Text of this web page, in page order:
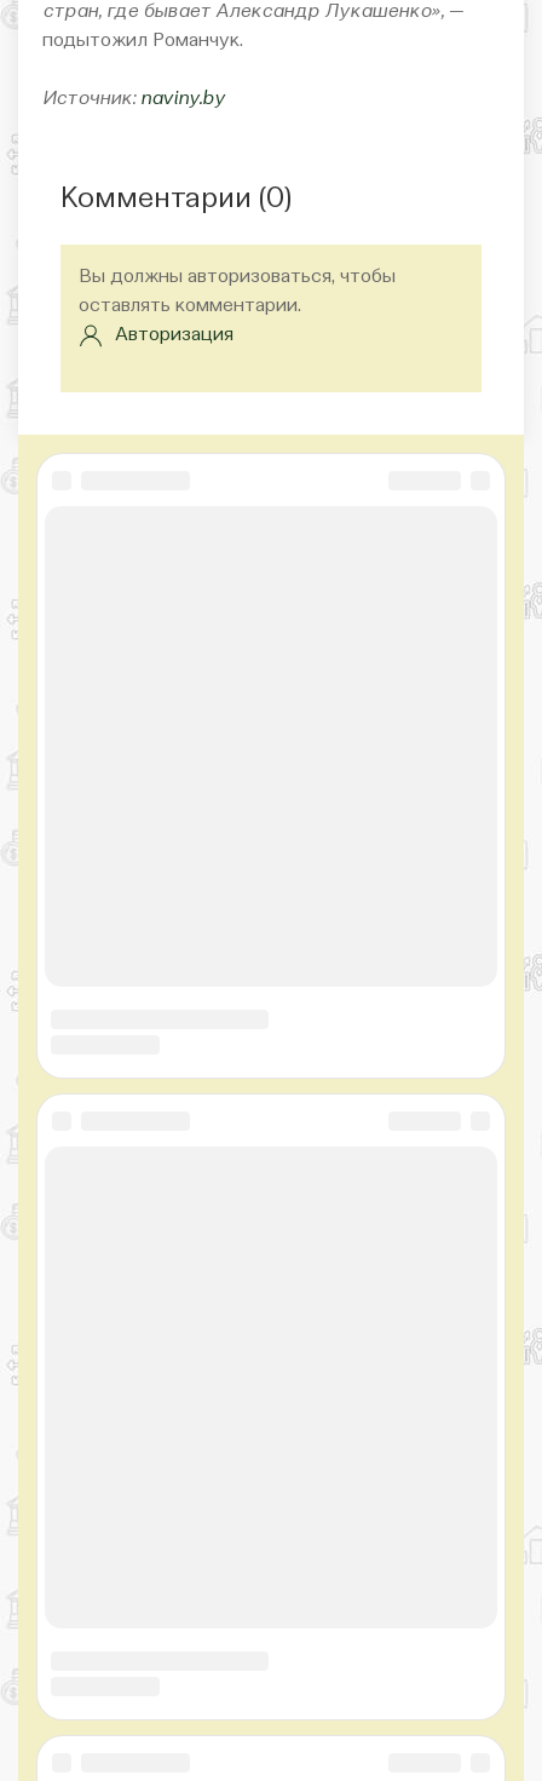
стран, где бывает Александр Лукашенко», —
подытожил Романчук.
Источник: naviny.by
Комментарии (0)
Вы должны авторизоваться, чтобы
оставлять комментарии.
Авторизация